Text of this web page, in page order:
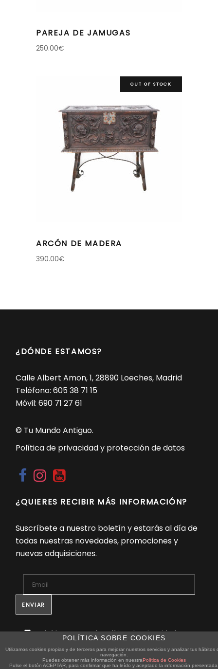
PAREJA DE JAMUGAS
250.00€
OUT OF STOCK
ARCÓN DE MADERA
390.00€
¿DÓNDE ESTAMOS?
Calle Albert Amon, 1, 28890 Loeches, Madrid
Teléfono: 605 38 71 15
Móvil: 690 71 27 61
© Tu Mundo Antiguo.
Política de privacidad y protección de datos
¿QUIERES RECIBIR MÁS INFORMACIÓN?
Suscríbete a nuestro boletín y estarás al día de
todas nuestras novedades, promociones y
nuevas adquisiciones.
He leído y acepto la Política de Privacidad y
protección de datos *
POLÍTICA SOBRE COOKIES
Utilizamos cookies propias y de terceros para mejorar nuestros servicios y analizar tus hábitos
navegación.
Puedes obtener más información en nuestraPolítica de Cookies
Pulse el botón ACEPTAR, para confirmar que ha leído y aceptado la información